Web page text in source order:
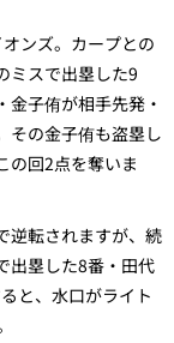
ンズ。カープとの
ミスで出塁した9
子侑が相手先発・
その金子侑も盗塁し
の回2点を奪いま
逆転されますが、続
出塁した8番・田代
と、水口がライト